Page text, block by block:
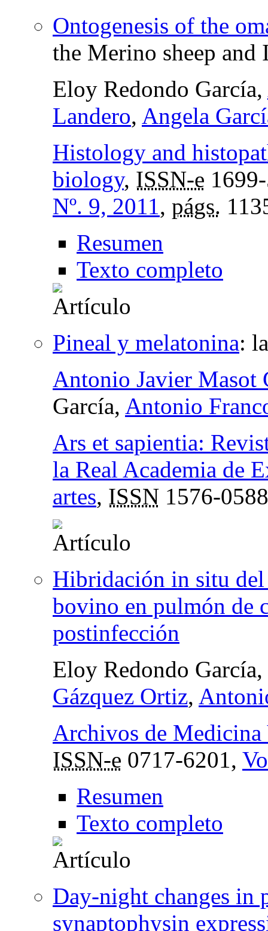
Ontogenesis of the
the Merino sheep and
Eloy Redondo García,
Landero, Angela
Histology and
biology, ISSN-e
Nº. 9, 2011, págs.
Resumen
Texto completo
Pineal y melatonina:
Antonio Javier Masot
García, Antonio
Ars et sapientia:
la Real Academia de
artes, ISSN 1576-
Hibridación in situ
bovino en pulmón de
postinfección
Eloy Redondo García,
Gázquez Ortiz,
Archivos de Medicina
ISSN-e 0717-6201,
Resumen
Texto completo
Day-night changes in
synaptophysin